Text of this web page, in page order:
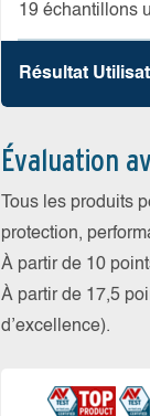
19 échantillons
Résultat
Évaluation
Tous les produits
protection,
À partir de 10
À partir de 17,5
d’excellence).